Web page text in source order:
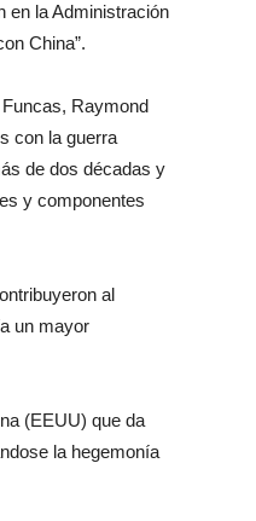
en la Administración
China”.
Raymond
con la guerra
de dos décadas y
y componentes
al
un mayor
(EEUU) que da
la hegemonía